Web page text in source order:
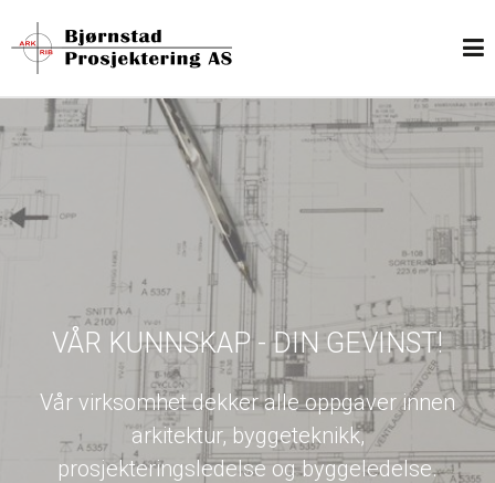
VÅR KUNNSKAP - DIN GEVINST!
Vår virksomhet dekker alle oppgaver innen
arkitektur, byggeteknikk,
prosjekteringsledelse og byggeledelse.